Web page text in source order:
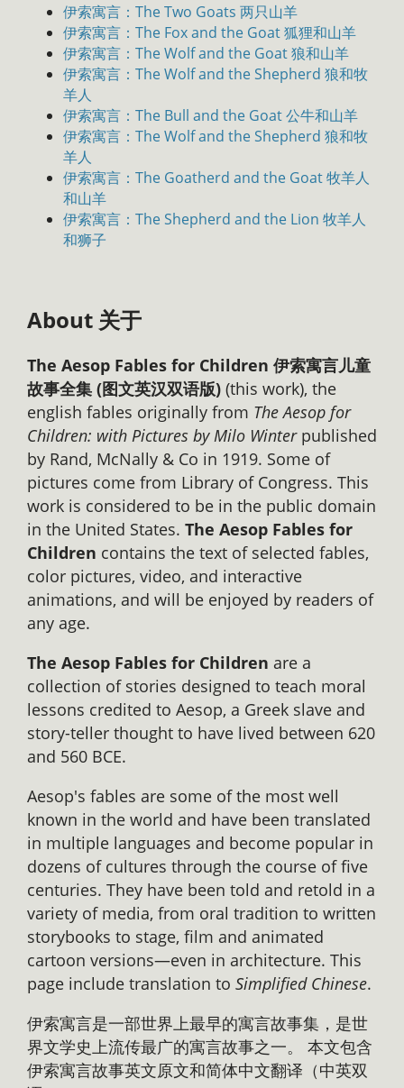
伊索寓言：The Two Goats 两只山羊
伊索寓言：The Fox and the Goat 狐狸和山羊
伊索寓言：The Wolf and the Goat 狼和山羊
伊索寓言：The Wolf and the Shepherd 狼和牧
羊人
伊索寓言：The Bull and the Goat 公牛和山羊
伊索寓言：The Wolf and the Shepherd 狼和牧
羊人
伊索寓言：The Goatherd and the Goat 牧羊人
和山羊
伊索寓言：The Shepherd and the Lion 牧羊人
和狮子
About 关于
The Aesop Fables for Children 伊索寓言儿童
故事全集 (图文英汉双语版) (this work), the
english fables originally from The Aesop for
Children: with Pictures by Milo Winterpublished
by Rand, McNally & Co in 1919. Some of
pictures come from Library of Congress. This
work is considered to be in the public domain
in the United States. The Aesop Fables for
Children contains the text of selected fables,
color pictures, video, and interactive
animations, and will be enjoyed by readers of
any age.
The Aesop Fables for Children are a
collection of stories designed to teach moral
lessons credited to Aesop, a Greek slave and
story-teller thought to have lived between 620
and 560 BCE.
Aesop's fables are some of the most well
known in the world and have been translated
in multiple languages and become popular in
dozens of cultures through the course of five
centuries. They have been told and retold in a
variety of media, from oral tradition to written
storybooks to stage, film and animated
cartoon versions—even in architecture. This
page include translation to Simplified Chinese.
伊索寓言是一部世界上最早的寓言故事集，是世
界文学史上流传最广的寓言故事之一。 本文包含
伊索寓言故事英文原文和简体中文翻译（中英双